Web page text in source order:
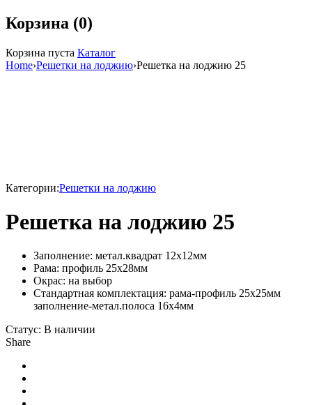
Корзина (0)
Корзина пуста Каталог
Home›Решетки на лоджию›Решетка на лоджию 25
Категории:Решетки на лоджию
Решетка на лоджию 25
Заполнение: метал.квадрат 12х12мм
Рама: профиль 25х28мм
Окрас: на выбор
Стандартная комплектация: рама-профиль 25х25мм
заполнение-метал.полоса 16х4мм
Статус: В наличии
Share